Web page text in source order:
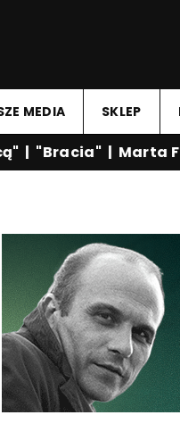
MEDIA SKLEP
|"Bracia"|Marta